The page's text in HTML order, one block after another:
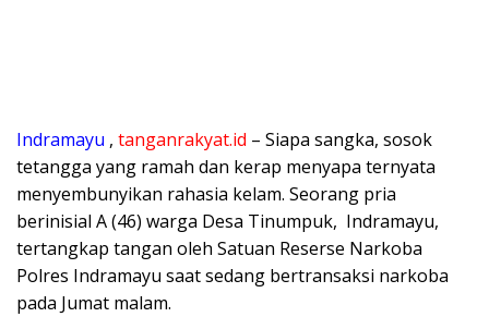
Indramayu , tanganrakyat.id – Siapa sangka, sosok
tetangga yang ramah dan kerap menyapa ternyata
menyembunyikan rahasia kelam. Seorang pria
berinisial A (46) warga Desa Tinumpuk, Indramayu,
tertangkap tangan oleh Satuan Reserse Narkoba
Polres Indramayu saat sedang bertransaksi narkoba
pada Jumat malam.